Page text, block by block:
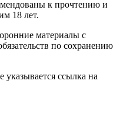
к прочтению и
18 лет.
материалы с
по сохранению
ссылка на